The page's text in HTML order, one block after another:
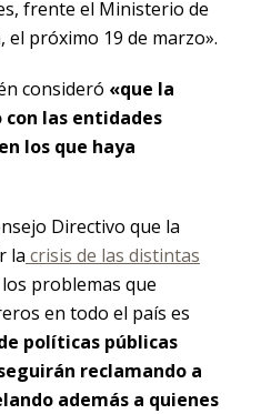
frente el Ministerio de
próximo 19 de marzo».
consideró «que la
las entidades
los que haya
Directivo que la
la crisis de las distintas
problemas que
en todo el país es
políticas públicas
reclamando a
además a quienes